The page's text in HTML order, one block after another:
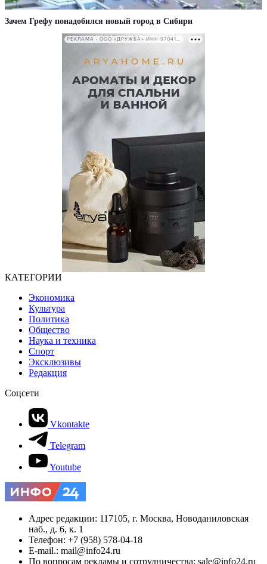
Зачем Грефу понадобился новый город в Сибири
РЕКЛАМА • ООО «ДРУЖБА» ИНН 9704146411
КАТЕГОРИИ
Экономика
Культура
Политика
Общество
Наука и техника
Спорт
Эксклюзивы
Редакция
Соцсети
Vkontakte
Telegram
Youtube
Адрес редакции: 117105, г. Москва, Новоданиловская
наб., д. 6, к. 1
Телефон: +7 (958) 578-04-18
E-mail.: mail@info24.ru
По вопросам рекламы и сотрудничества: sale@info24.ru